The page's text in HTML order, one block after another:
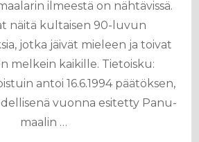
ilmeestä on nähtävissä.
näitä kultaisen 90-luvun
jotka jäivät mieleen ja toivat
melkein kaikille. Tietoisku:
antoi 16.6.1994 päätöksen,
vuonna esitetty Panu-
maalin …